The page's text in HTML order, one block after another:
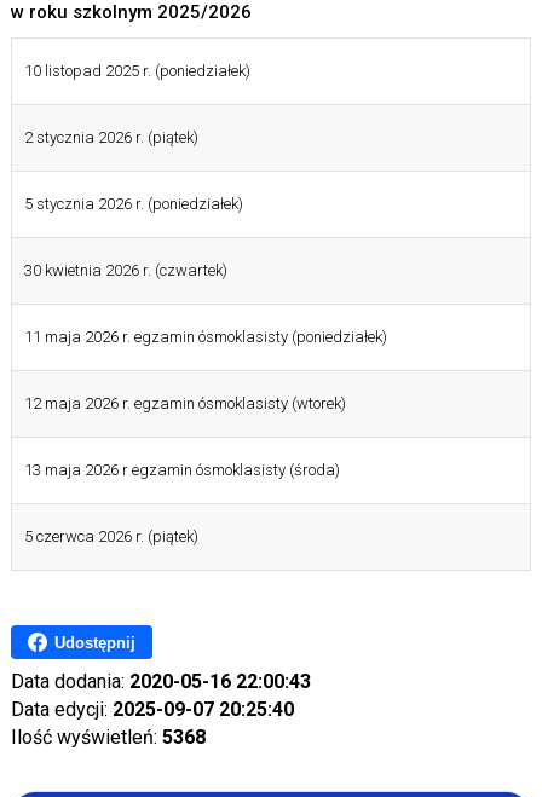
w roku szkolnym 2025/2026
10 listopad 2025 r. (poniedziałek)
2 stycznia 2026 r. (piątek)
5 stycznia 2026 r. (poniedziałek)
30 kwietnia 2026 r. (czwartek)
11 maja 2026 r. egzamin ósmoklasisty (poniedziałek)
12 maja 2026 r. egzamin ósmoklasisty (wtorek)
13 maja 2026 r egzamin ósmoklasisty (środa)
5 czerwca 2026 r. (piątek)
Udostępnij
Data dodania: 2020-05-16 22:00:43
Data edycji: 2025-09-07 20:25:40
Ilość wyświetleń: 5368